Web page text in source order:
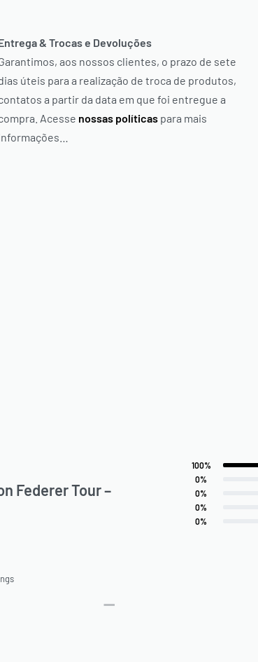
& Trocas e Devoluções
aos nossos clientes, o prazo de sete
úteis para a realização de troca de produtos,
a partir da data em que foi entregue a
Acesse nossas políticaspara mais
Federer Tour –
100%
0%
0%
0%
0%